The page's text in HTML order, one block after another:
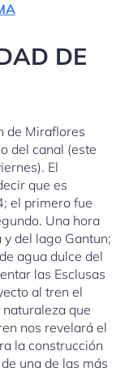
DE
de Miraflores
del canal (este
El
que es
el primero fue
Una hora
del lago Gantun;
agua dulce del
las Esclusas
al tren el
que
nos revelará el
la construcción
una de las más